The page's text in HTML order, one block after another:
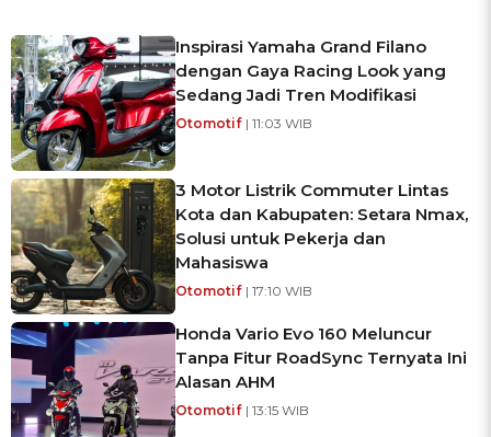
Inspirasi Yamaha Grand Filano
dengan Gaya Racing Look yang
Sedang Jadi Tren Modifikasi
Otomotif | 11:03 WIB
3 Motor Listrik Commuter Lintas
Kota dan Kabupaten: Setara Nmax,
Solusi untuk Pekerja dan
Mahasiswa
Otomotif | 17:10 WIB
Honda Vario Evo 160 Meluncur
Tanpa Fitur RoadSync Ternyata Ini
Alasan AHM
Otomotif | 13:15 WIB